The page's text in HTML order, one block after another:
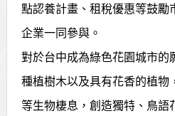
點認養計畫、租稅優惠等鼓勵
企業一同參與。
對於台中成為綠色花園城市的
種植樹木以及具有花香的植物
等生物棲息，創造獨特、鳥語